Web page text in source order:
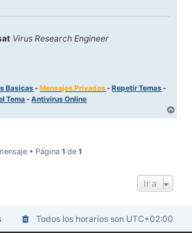
Virus Research Engineer
Basicas-Mensajes Privados-Repetir Temas-
Tema-Antivirus Online
r
• Página 1 de 1
Ir a
Todos los horarios son UTC+02:00